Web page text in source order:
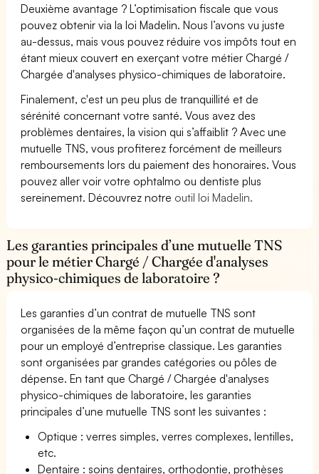
Deuxième avantage ? L’optimisation fiscale que vous
pouvez obtenir via la loi Madelin. Nous l’avons vu juste
au-dessus, mais vous pouvez réduire vos impôts tout en
étant mieux couvert en exerçant votre métier Chargé /
Chargée d'analyses physico-chimiques de laboratoire.
Finalement, c'est un peu plus de tranquillité et de
sérénité concernant votre santé. Vous avez des
problèmes dentaires, la vision qui s’affaiblit ? Avec une
mutuelle TNS, vous profiterez forcément de meilleurs
remboursements lors du paiement des honoraires. Vous
pouvez aller voir votre ophtalmo ou dentiste plus
sereinement. Découvrez notre outil loi Madelin.
Les garanties principales d’une mutuelle TNS
pour le métier Chargé / Chargée d'analyses
physico-chimiques de laboratoire ?
Les garanties d’un contrat de mutuelle TNS sont
organisées de la même façon qu’un contrat de mutuelle
pour un employé d’entreprise classique. Les garanties
sont organisées par grandes catégories ou pôles de
dépense. En tant que Chargé / Chargée d'analyses
physico-chimiques de laboratoire, les garanties
principales d’une mutuelle TNS sont les suivantes :
Optique : verres simples, verres complexes, lentilles,
etc.
Dentaire : soins dentaires, orthodontie, prothèses